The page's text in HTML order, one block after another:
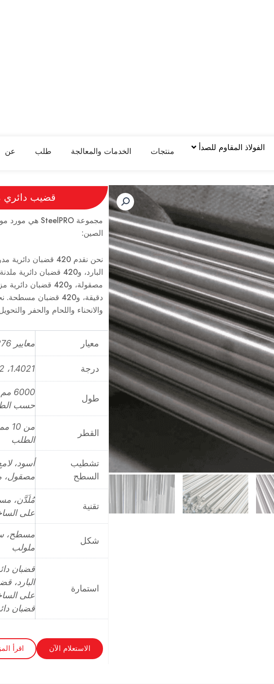
الفولاذ المقاوم للصدأ منتجات الخدمات والمعالجة طلب عن
قضيب دائري من
الصين:
دقيقة، و420 قضبان
والانحناء واللحام والحفر
معيار معايير ASTM A276
درجة 1.4021، 2Cr13، SUS420J2
طول
حسب
القطر
الطلب
تشطيب
السطح
أسود،
مصقول،
تقنية
مُلَدَّن،
على
شكل
مسطح،
ملولب
استمارة
قضبان
البارد،
على
قضبان
الاستعلام الآن اقرأ